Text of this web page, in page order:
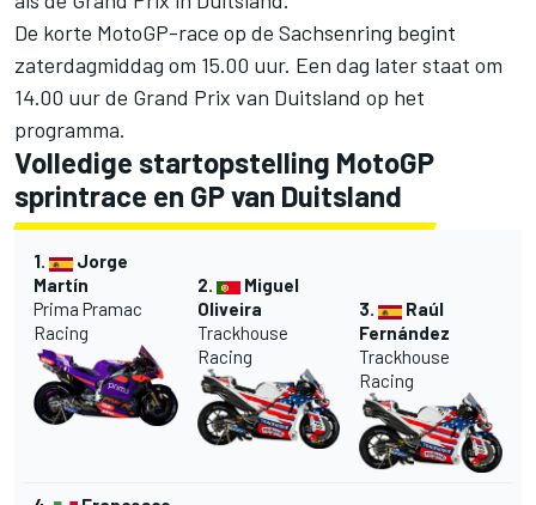
De korte MotoGP-race op de Sachsenring begint
zaterdagmiddag om 15.00 uur. Een dag later staat om
14.00 uur de Grand Prix van Duitsland op het
programma.
Volledige startopstelling MotoGP
sprintrace en GP van Duitsland
1.
Jorge
Martín
Prima Pramac
Racing
2.
Miguel
Oliveira
Trackhouse
Racing
3.
Raúl
Fernández
Trackhouse
Racing